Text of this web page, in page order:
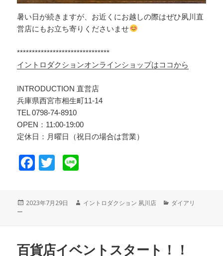
暑い日が続きますが、お近くにお越しの際はぜひ夙川直
営店にもお立ち寄りくださいませ
*******************************
イントロダクションオンラインショップはココから
INTRODUCTION 直営店
兵庫県西宮市相生町11-14
TEL 0798-74-8910
OPEN：11:00-19:00
定休日：月曜日（祝日の場合は営業）
F
e
o
T
er
投
2023年7月29日
作
イントロダクション 夙川店
カ
ダイアリ
ー
百貨店イベントスタート！！